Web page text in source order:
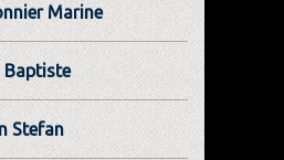
Marine
Baptiste
Stefan